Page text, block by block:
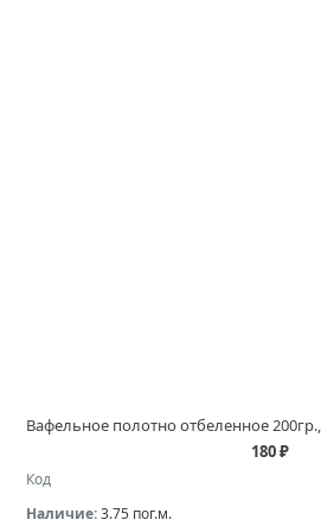
180 ₽
Код
Наличие:3.75 пог.м.